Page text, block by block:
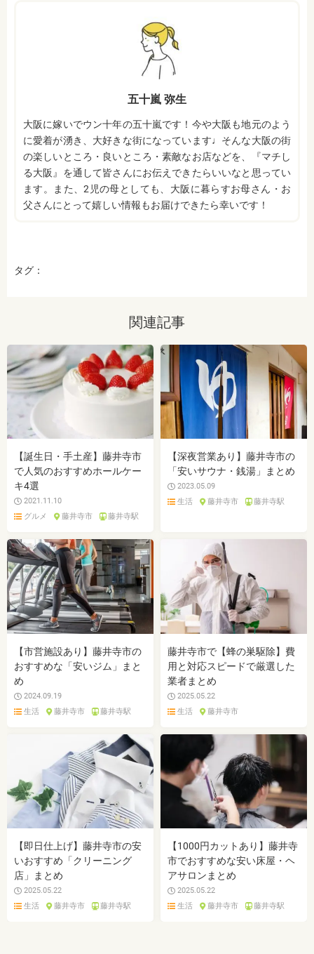
五十嵐 弥生
大阪に嫁いでウン十年の五十嵐です！今や大阪も地元のよう
に愛着が湧き、大好きな街になっています♩そんな大阪の街
の楽しいところ・良いところ・素敵なお店などを、『マチし
る大阪』を通して皆さんにお伝えできたらいいなと思ってい
ます。また、2児の母としても、大阪に暮らすお母さん・お
父さんにとって嬉しい情報もお届けできたら幸いです！
タグ：
関連記事
【誕生日・手土産】藤井寺市
で人気のおすすめホールケー
キ4選
2021.11.10
グルメ
藤井寺市 藤井寺駅
【深夜営業あり】藤井寺市の
「安いサウナ・銭湯」まとめ
2023.05.09
生活
藤井寺市 藤井寺駅
【市営施設あり】藤井寺市の
おすすめな「安いジム」まと
め
2024.09.19
生活
藤井寺市 藤井寺駅
藤井寺市で【蜂の巣駆除】費
用と対応スピードで厳選した
業者まとめ
2025.05.22
生活
藤井寺市
【即日仕上げ】藤井寺市の安
いおすすめ「クリーニング
店」まとめ
2025.05.22
生活
藤井寺市 藤井寺駅
【1000円カットあり】藤井寺
市でおすすめな安い床屋・ヘ
アサロンまとめ
2025.05.22
生活
藤井寺市 藤井寺駅